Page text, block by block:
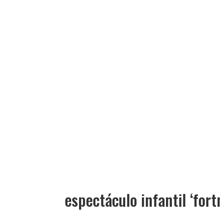
espectáculo infantil